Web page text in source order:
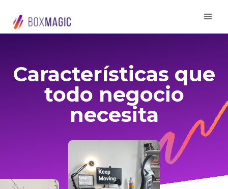
Características que
todo negocio
necesita